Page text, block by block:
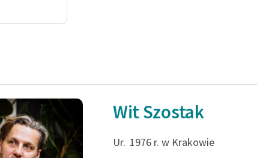
Wit Szostak
Ur. 1976 r. w Krakowie
czuwając nad sennym
miastem, miastem śniącym o